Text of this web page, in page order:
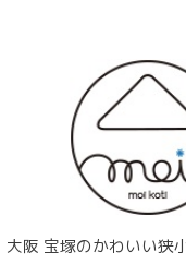
大阪 宝塚のかわいい狭